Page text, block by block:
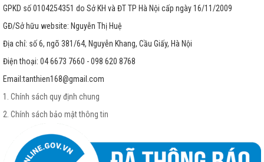
GPKD số 0104254351 do Sở KH và ĐT TP Hà Nội cấp ngày 16/11/2009
GĐ/Sở hữu website: Nguyễn Thị Huệ
Địa chỉ: số 6, ngõ 381/64, Nguyễn Khang, Cầu Giấy, Hà Nội
Điện thoại: 04 6673 7660 - 098 620 8768
Email:tanthien168@gmail.com
1. Chính sách quy định chung
2. Chính sách bảo mật thông tin